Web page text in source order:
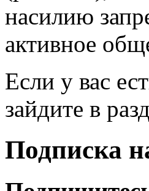
насилию
активное
Если у вас
зайдите в
Подписка